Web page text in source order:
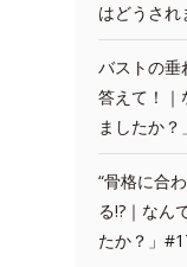
はどうさ
バストの垂
答えて！｜
ましたか
“骨格に合
る!?｜なん
たか？」